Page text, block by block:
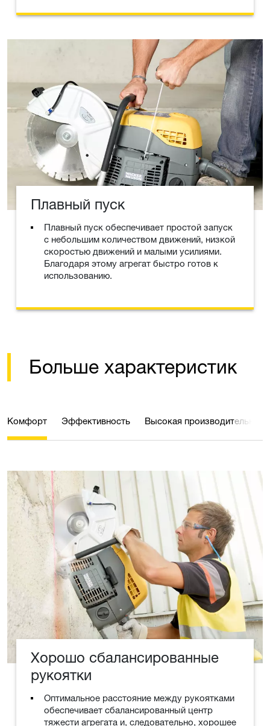
Плавный пуск
Плавный пуск обеспечивает простой запуск
с небольшим количеством движений, низкой
скоростью движений и малыми усилиями.
Благодаря этому агрегат быстро готов к
использованию.
Больше характеристик
Комфорт Эффективность Высокая
Хорошо сбалансированные
рукоятки
Оптимальное расстояние между рукоятками
обеспечивает сбалансированный центр
тяжести агрегата и, следовательно, хорошее